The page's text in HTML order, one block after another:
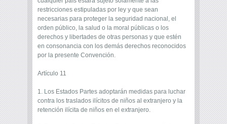
restricciones estipuladas por ley y que sean
necesarias para proteger la seguridad nacional, el
orden público, la salud o la moral públicas o los
derechos y libertades de otras personas y que estén
en consonancia con los demás derechos reconocidos
por la presente Convención.
Artículo 11
1. Los Estados Partes adoptarán medidas para luchar
contra los traslados ilícitos de niños al extranjero y la
retención ilícita de niños en el extranjero.